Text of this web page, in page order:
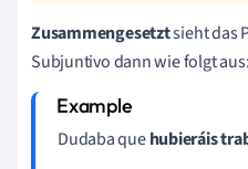
Zusammengesetztsieht das
Subjuntivo dann wie folgt aus:
Dudaba quehubieráis